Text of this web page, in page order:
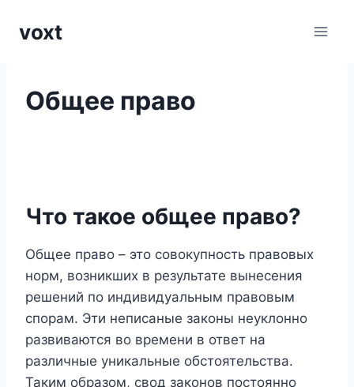
voxt
Общее право
Что такое общее право?
Общее право – это совокупность правовых
норм, возникших в результате вынесения
решений по индивидуальным правовым
спорам. Эти неписаные законы неуклонно
развиваются во времени в ответ на
различные уникальные обстоятельства.
Таким образом, свод законов постоянно